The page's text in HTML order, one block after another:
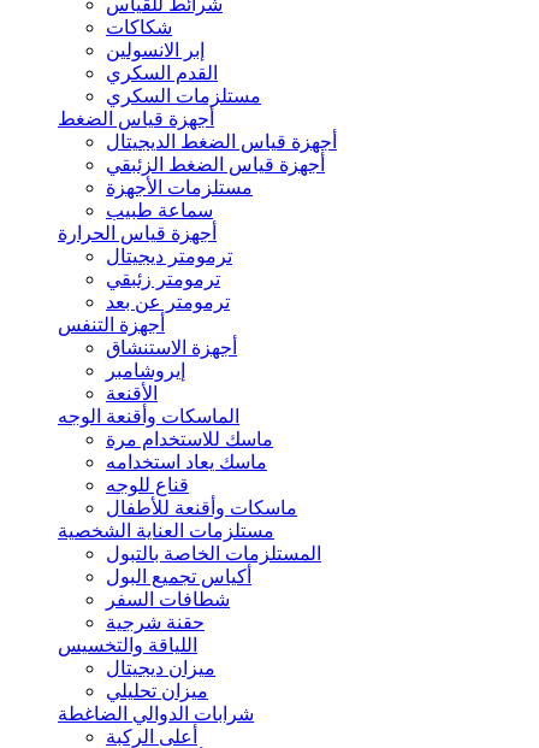
شرائط للقياس
شكاكات
إبر الانسولين
القدم السكري
مستلزمات السكري
أجهزة قياس الضغط
أجهزة قياس الضغط الديجيتال
أجهزة قياس الضغط الزئبقي
مستلزمات الأجهزة
سماعة طبيب
أجهزة قياس الحرارة
ترمومتر ديجيتال
ترمومتر زئبقي
ترمومتر عن بعد
أجهزة التنفس
أجهزة الاستنشاق
إيروشامبر
الأقنعة
الماسكات وأقنعة الوجه
ماسك للاستخدام مرة
ماسك يعاد استخدامه
قناع للوجه
ماسكات وأقنعة للأطفال
مستلزمات العناية الشخصية
المستلزمات الخاصة بالتبول
أكياس تجميع البول
شطافات السفر
حقنة شرجية
اللياقة والتخسيس
ميزان ديجيتال
ميزان تحليلي
شرابات الدوالي الضاغطة
أعلى الركبة